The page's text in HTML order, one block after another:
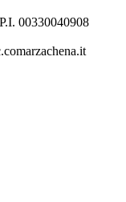
00330040908